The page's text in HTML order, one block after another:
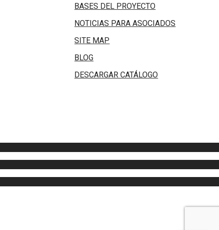
BASES DEL PROYECTO
NOTICIAS PARA ASOCIADOS
SITE MAP
BLOG
DESCARGAR CATÁLOGO